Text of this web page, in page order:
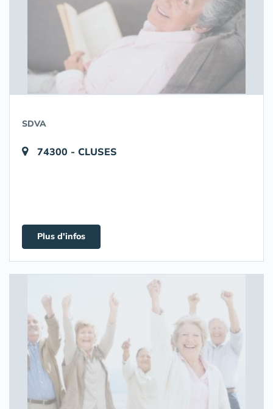
SDVA
74300 - CLUSES
Plus d'infos